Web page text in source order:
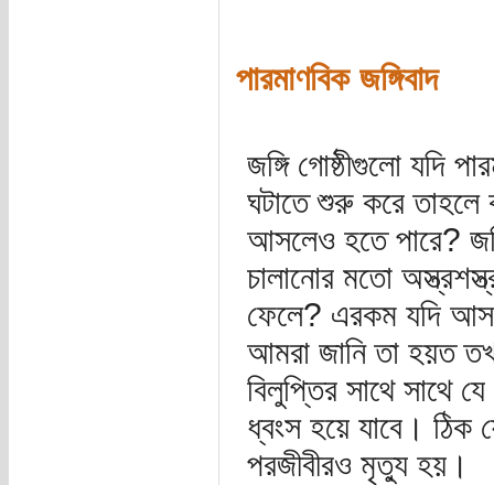
পারমাণবিক জঙ্গিবাদ
জঙ্গি গোষ্ঠীগুলো যদি
ঘটাতে শুরু করে তাহলে
আসলেও হতে পারে?
চালানোর মতো
ফেলে? এরকম যদি
আমরা জানি তা হয়ত
বিলুপ্তির সাথে সাথে
ধ্বংস হয়ে যাবে। ঠিক
পরজীবীরও মৃত্যু হয়।